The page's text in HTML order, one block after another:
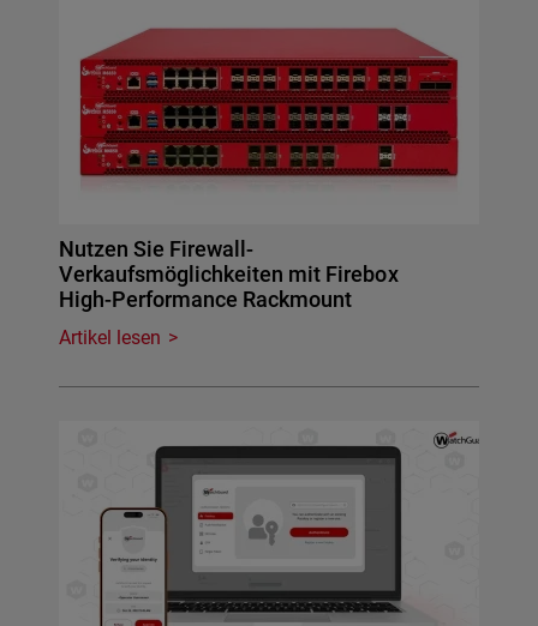
Nutzen Sie Firewall-
Verkaufsmöglichkeiten mit Firebox
High-Performance Rackmount
Artikel lesen